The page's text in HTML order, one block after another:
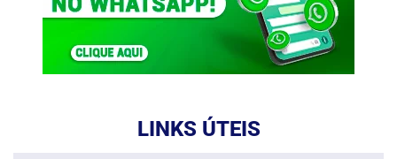
LINKS ÚTEIS